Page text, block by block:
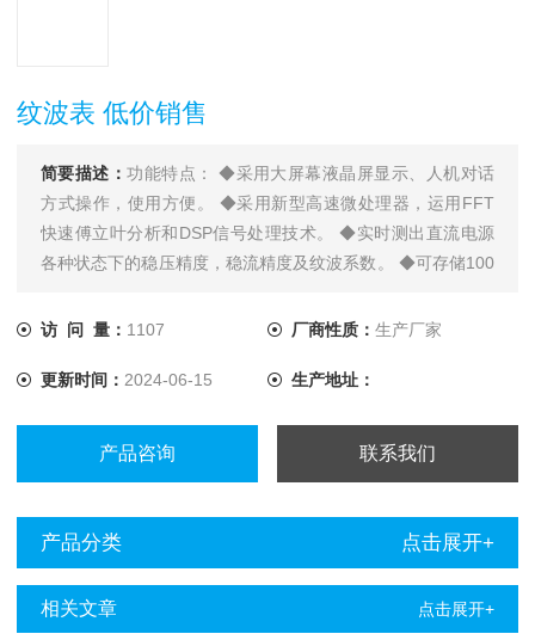
纹波表 低价销售
简要描述：功能特点： ◆采用大屏幕液晶屏显示、人机对话
方式操作，使用方便。 ◆采用新型高速微处理器，运用FFT
快速傅立叶分析和DSP信号处理技术。 ◆实时测出直流电源
各种状态下的稳压精度，稳流精度及纹波系数。 ◆可存储100
析软件界面友好，功能*。 ◆可将采集数据在屏幕上直观显
记录。
访 问 量： 1107 厂商性质： 生产厂家
更新时间： 2024-06-15 生产地址：
产品咨询 联系我们
产品分类 点击展开+
相关文章 点击展开+